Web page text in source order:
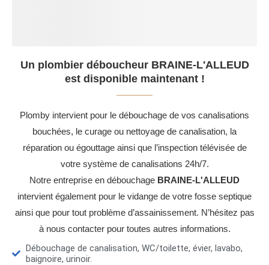
Un plombier déboucheur BRAINE-L'ALLEUD
est disponible maintenant !
Plomby intervient pour le débouchage de vos canalisations
bouchées, le curage ou nettoyage de canalisation, la
réparation ou égouttage ainsi que l’inspection télévisée de
votre système de canalisations 24h/7.
Notre entreprise en débouchage BRAINE-L'ALLEUD
intervient également pour le vidange de votre fosse septique
ainsi que pour tout problème d’assainissement. N’hésitez pas
à nous contacter pour toutes autres informations.
Débouchage de canalisation, WC/toilette, évier, lavabo,
baignoire, urinoir.